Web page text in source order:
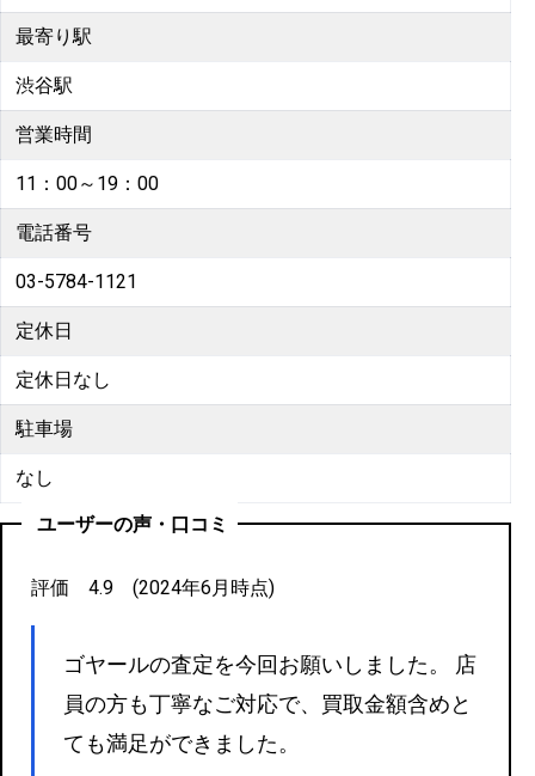
最寄り駅
渋谷駅
営業時間
11：00～19：00
電話番号
03-5784-1121
定休日
定休日なし
駐車場
なし
ユーザーの声・口コミ
評価 4.9 (2024年6月時点)
ゴヤールの査定を今回お願いしました。 店
員の方も丁寧なご対応で、買取金額含めと
ても満足ができました。